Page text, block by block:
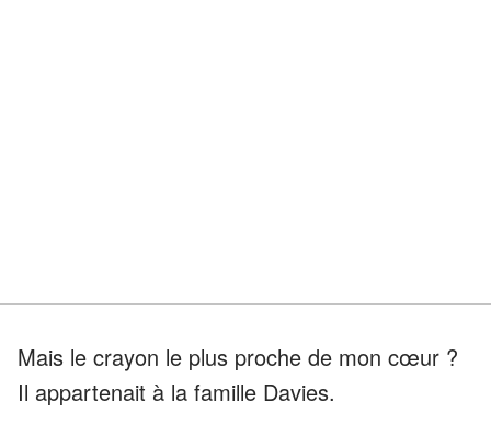
Mais le crayon le plus proche de mon cœur ?
Il appartenait à la famille Davies.